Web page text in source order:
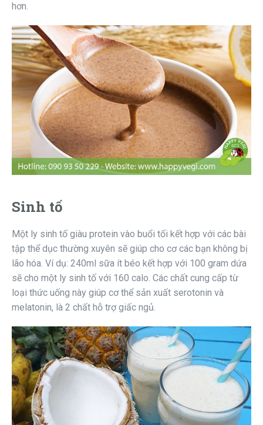
hơn.
Sinh tố
Một ly sinh tố giàu protein vào buổi tối kết hợp với các bài
tập thể dục thường xuyên sẽ giúp cho cơ các bạn không bị
lão hóa. Ví dụ: 240ml sữa ít béo kết hợp với 100 gram dứa
sẽ cho một ly sinh tố với 160 calo. Các chất cung cấp từ
loại thức uống này giúp cơ thể sản xuất serotonin và
melatonin, là 2 chất hỗ trợ giấc ngủ.